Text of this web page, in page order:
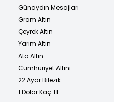
Günaydın Mesajları
Gram Altın
Çeyrek Altın
Yarım Altın
Ata Altın
Cumhuriyet Altını
22 Ayar Bilezik
1 Dolar Kaç TL